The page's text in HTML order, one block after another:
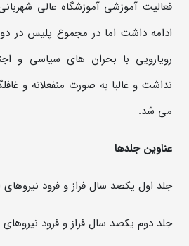
فعالیت آموزشی آموزشگاه عالی
رویارویی با بحران های سیاسی و
نداشت و غالبا به صورت منفعلانه و
می شد.
عناوین جلدها
جلد اول یکصد سال فراز و فرود نیروهای انتظامی
جلد دوم یکصد سال فراز و فرود نیروهای انتظامی